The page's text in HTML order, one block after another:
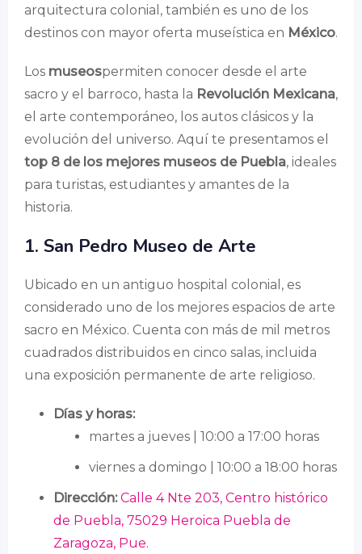
arquitectura colonial, también es uno de los
destinos con mayor oferta museística en México.
Los museospermiten conocer desde el arte
sacro y el barroco, hasta la Revolución Mexicana,
el arte contemporáneo, los autos clásicos y la
evolución del universo. Aquí te presentamos el
top 8 de los mejores museos de Puebla, ideales
para turistas, estudiantes y amantes de la
historia.
1. San Pedro Museo de Arte
Ubicado en un antiguo hospital colonial, es
considerado uno de los mejores espacios de arte
sacro en México. Cuenta con más de mil metros
cuadrados distribuidos en cinco salas, incluida
una exposición permanente de arte religioso.
Días y horas:
martes a jueves | 10:00 a 17:00 horas
viernes a domingo | 10:00 a 18:00 horas
Dirección: Calle 4 Nte 203, Centro histórico
de Puebla, 75029 Heroica Puebla de
Zaragoza, Pue.